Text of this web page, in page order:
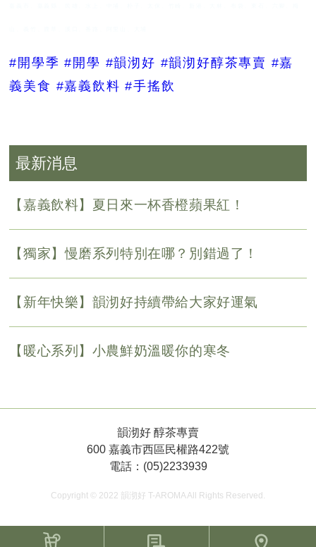
#開學季 #開學 #韻沏好 #韻沏好醇茶專賣 #嘉
義美食 #嘉義飲料 #手搖飲
最新消息
【嘉義飲料】夏日來一杯香橙蘋果紅！
【獨家】慢磨系列特別在哪？別錯過了！
【新年快樂】韻沏好持續帶給大家好運氣
【暖心系列】小農鮮奶溫暖你的寒冬
韻沏好 醇茶專賣
600 嘉義市西區民權路422號
電話：(05)2233939
Copyright © 2022 韻沏好 T-AROMA All Rights Reserved.